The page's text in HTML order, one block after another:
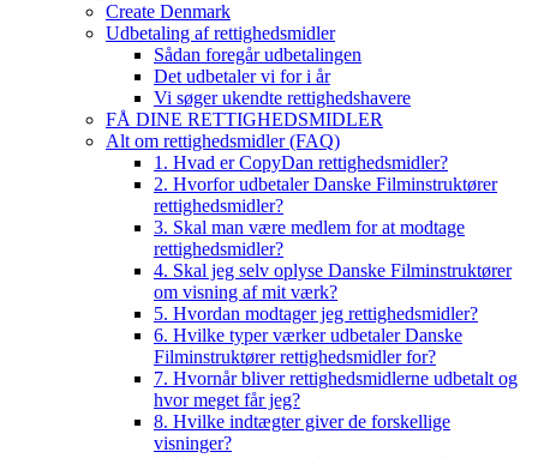
Create Denmark
Udbetaling af rettighedsmidler
Sådan foregår udbetalingen
Det udbetaler vi for i år
Vi søger ukendte rettighedshavere
FÅ DINE RETTIGHEDSMIDLER
Alt om rettighedsmidler (FAQ)
1. Hvad er CopyDan rettighedsmidler?
2. Hvorfor udbetaler Danske Filminstruktører
rettighedsmidler?
3. Skal man være medlem for at modtage
rettighedsmidler?
4. Skal jeg selv oplyse Danske Filminstruktører
om visning af mit værk?
5. Hvordan modtager jeg rettighedsmidler?
6. Hvilke typer værker udbetaler Danske
Filminstruktører rettighedsmidler for?
7. Hvornår bliver rettighedsmidlerne udbetalt og
hvor meget får jeg?
8. Hvilke indtægter giver de forskellige
visninger?